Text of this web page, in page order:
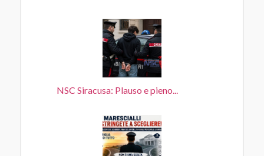
NSC Siracusa: Plauso e pieno...